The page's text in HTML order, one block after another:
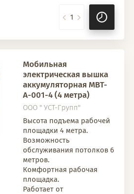
Мобильная
электрическая вышка
аккумуляторная МВТ-
А-001-4 (4 метра)
ООО " УСТ-Групп"
Высота подъема рабочей
площадки 4 метра.
Возможность
обслуживания потолков 6
метров.
Комфортная рабочая
площадка.
Работает от